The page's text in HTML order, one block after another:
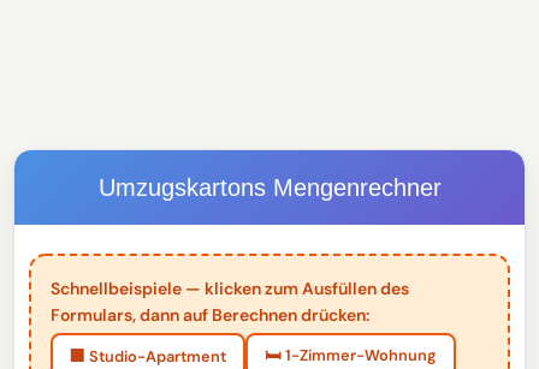
Umzugskartons Mengenrechner
Schnellbeispiele — klicken zum Ausfüllen des
Formulars, dann auf Berechnen drücken:
🏢 Studio-Apartment 🛏️ 1-Zimmer-Wohnung